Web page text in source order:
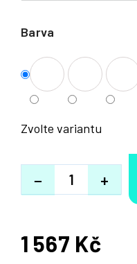
Barva
Zvolte variantu
+
−
1 567 Kč
Měrná